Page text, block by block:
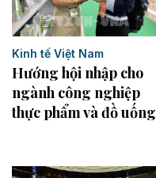
Kinh tế Việt Nam
Hướng hội nhập cho
ngành công nghiệp
thực phẩm và đồ uống